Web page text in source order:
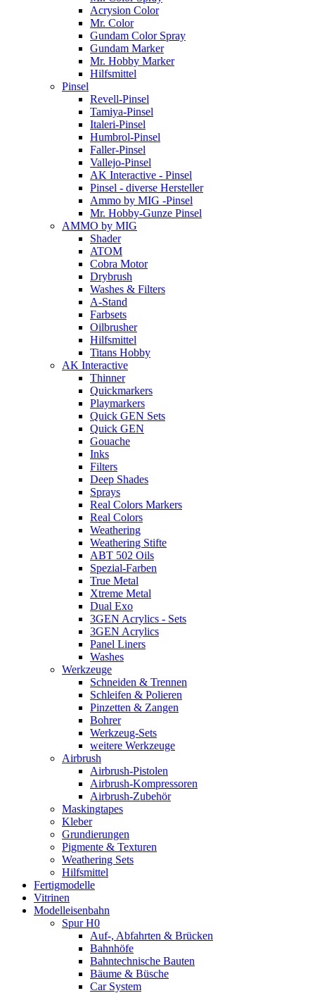
Acrysion Color
Mr. Color
Gundam Color Spray
Gundam Marker
Mr. Hobby Marker
Hilfsmittel
Pinsel
Revell-Pinsel
Tamiya-Pinsel
Italeri-Pinsel
Humbrol-Pinsel
Faller-Pinsel
Vallejo-Pinsel
AK Interactive - Pinsel
Pinsel - diverse Hersteller
Ammo by MIG -Pinsel
Mr. Hobby-Gunze Pinsel
AMMO by MIG
Shader
ATOM
Cobra Motor
Drybrush
Washes & Filters
A-Stand
Farbsets
Oilbrusher
Hilfsmittel
Titans Hobby
AK Interactive
Thinner
Quickmarkers
Playmarkers
Quick GEN Sets
Quick GEN
Gouache
Inks
Filters
Deep Shades
Sprays
Real Colors Markers
Real Colors
Weathering
Weathering Stifte
ABT 502 Oils
Spezial-Farben
True Metal
Xtreme Metal
Dual Exo
3GEN Acrylics - Sets
3GEN Acrylics
Panel Liners
Washes
Werkzeuge
Schneiden & Trennen
Schleifen & Polieren
Pinzetten & Zangen
Bohrer
Werkzeug-Sets
weitere Werkzeuge
Airbrush
Airbrush-Pistolen
Airbrush-Kompressoren
Airbrush-Zubehör
Maskingtapes
Kleber
Grundierungen
Pigmente & Texturen
Weathering Sets
Hilfsmittel
Fertigmodelle
Vitrinen
Modelleisenbahn
Spur H0
Auf-, Abfahrten & Brücken
Bahnhöfe
Bahntechnische Bauten
Bäume & Büsche
Car System